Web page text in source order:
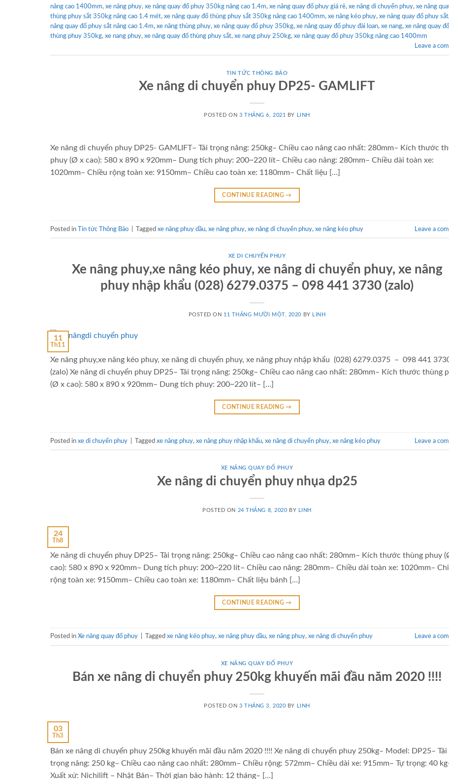
nâng cao 1400mm, xe nâng phuy, xe nâng quay đổ phuy 350kg nâng cao 1.4m, xe nâng quay đổ phuy giá rẻ, xe nâng di chuyển phuy, xe nâng
thùng phuy sắt 350kg nâng cao 1.4 mét, xe nâng quay đổ thùng phuy sắt 350kg nâng cao 1400mm, xe nâng kéo phuy, xe nâng quay đổ phuy sắt
nâng quay đổ phuy sắt nâng cao 1.4m, xe nâng thùng phuy, xe nâng quay đổ phuy 350kg, xe nâng quay đổ phuy đài loan, xe nang, xe nâng quay đổ
thùng phuy 350kg, xe nang phuy, xe nâng quay đổ thùng phuy sắt, xe nang phuy 250kg, xe nâng quay đổ phuy 350kg nâng cao 1400mm
Leave a
TIN TỨC THÔNG BÁO
Xe nâng di chuyển phuy DP25- GAMLIFT
POSTED ON 3 THÁNG 6, 2021 BY LINH
Xe nâng di chuyển phuy DP25- GAMLIFT– Tải trọng nâng: 250kg– Chiều cao nâng cao nhất: 280mm– Kích thước
phuy (Ø x cao): 580 x 890 x 920mm– Dung tích phuy: 200~220 lít– Chiều cao nâng: 280mm– Chiều dài toàn xe:
1020mm– Chiều rộng toàn xe: 9150mm– Chiều cao toàn xe: 1180mm– Chất liệu […]
CONTINUE READING→
Posted in Tin tức Thông Báo Tagged xe nâng phuy dầu, xe nâng phuy, xe nâng di chuyển phuy, xe nâng kéo phuy Leave a
XE DI CHUYỂN PHUY
Xe nâng phuy,xe nâng kéo phuy, xe nâng di chuyển phuy, xe nâng
phuy nhập khẩu (028) 6279.0375 – 098 441 3730 (zalo)
POSTED ON 11 THÁNG MƯỜI MỘT, 2020 BY LINH
11
Th11
Xe nâng phuy,xe nâng kéo phuy, xe nâng di chuyển phuy, xe nâng phuy nhập khẩu (028) 6279.0375 – 098 441
(zalo) Xe nâng di chuyển phuy DP25– Tải trọng nâng: 250kg– Chiều cao nâng cao nhất: 280mm– Kích thước thùng
(Ø x cao): 580 x 890 x 920mm– Dung tích phuy: 200~220 lít– […]
CONTINUE READING→
Posted in xe di chuyển phuy Tagged xe nâng phuy, xe nâng phuy nhập khẩu, xe nâng di chuyển phuy, xe nâng kéo phuy Leave a
XE NÂNG QUAY ĐỔ PHUY
Xe nâng di chuyển phuy nhụa dp25
POSTED ON 24 THÁNG 8, 2020 BY LINH
24
Th8
Xe nâng di chuyển phuy DP25– Tải trọng nâng: 250kg– Chiều cao nâng cao nhất: 280mm– Kích thước thùng phuy
cao): 580 x 890 x 920mm– Dung tích phuy: 200~220 lít– Chiều cao nâng: 280mm– Chiều dài toàn xe: 1020mm–
rộng toàn xe: 9150mm– Chiều cao toàn xe: 1180mm– Chất liệu bánh […]
CONTINUE READING→
Posted in Xe nâng quay đổ phuy Tagged xe nâng kéo phuy, xe nâng phuy dầu, xe nâng phuy, xe nâng di chuyển phuy Leave a
XE NÂNG QUAY ĐỔ PHUY
Bán xe nâng di chuyển phuy 250kg khuyến mãi đầu năm 2020 !!!!
POSTED ON 3 THÁNG 3, 2020 BY LINH
03
Th3
Bán xe nâng di chuyển phuy 250kg khuyến mãi đầu năm 2020 !!!! Xe nâng di chuyển phuy 250kg– Model: DP25– Tải
trọng nâng: 250 kg– Chiều cao nâng cao nhất: 280mm– Chiều rộng: 572mm– Chiều dài xe: 915mm– Tự trọng: 40
Xuất xứ: Nichilift – Nhật Bản– Thời gian bảo hành: 12 tháng– […]